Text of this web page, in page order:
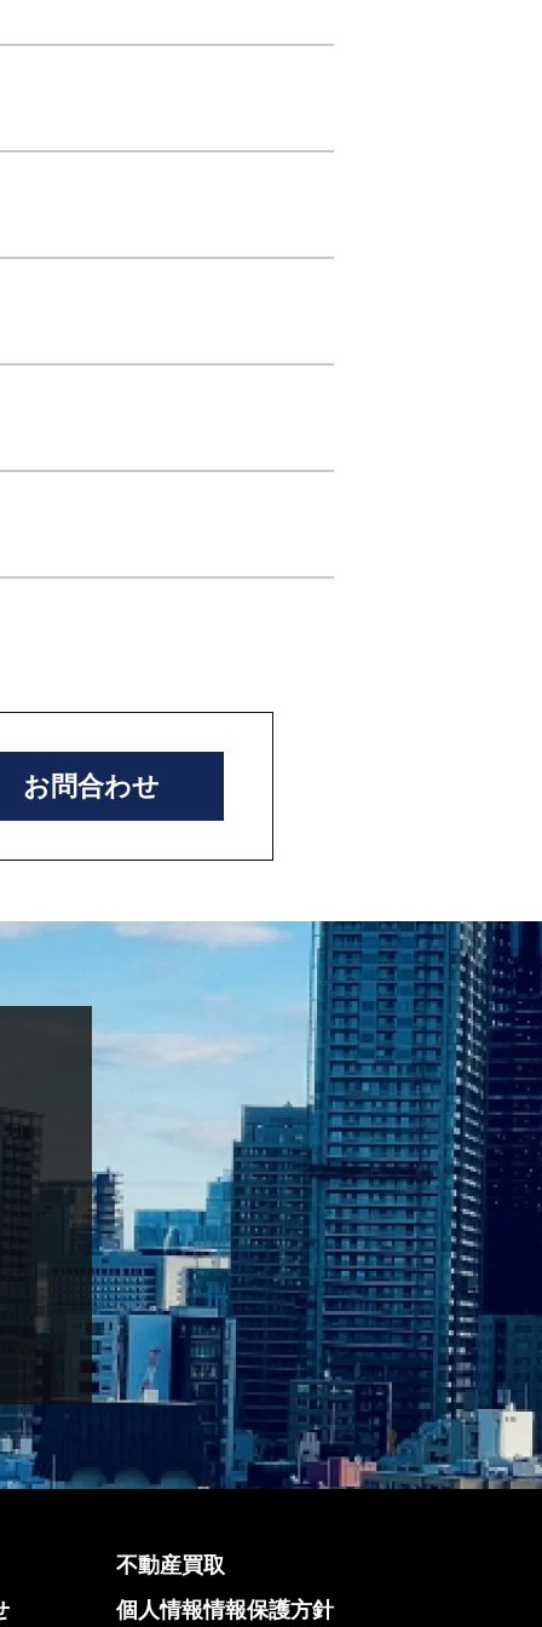
お問合わせ
不動産買取
個人情報情報保護方針